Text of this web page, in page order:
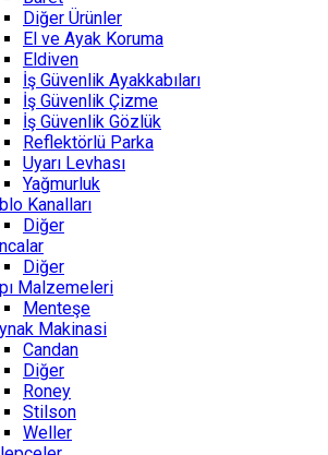
Diğer Ürünler
El ve Ayak Koruma
Eldiven
İş Güvenlik Ayakkabıları
İş Güvenlik Çizme
İş Güvenlik Gözlük
Reflektörlü Parka
Uyarı Levhası
Yağmurluk
Kanalları
Diğer
Diğer
Malzemeleri
Menteşe
Makinasi
Candan
Diğer
Roney
Stilson
Weller